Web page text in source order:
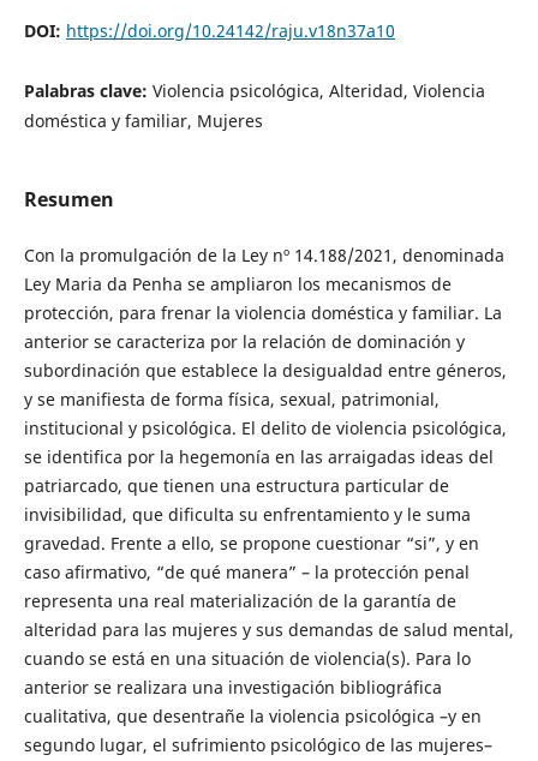
DOI: https://doi.org/10.24142/raju.v18n37a10
Palabras clave: Violencia psicológica, Alteridad, Violencia
doméstica y familiar, Mujeres
Resumen
Con la promulgación de la Ley nº 14.188/2021, denominada
Ley Maria da Penha se ampliaron los mecanismos de
protección, para frenar la violencia doméstica y familiar. La
anterior se caracteriza por la relación de dominación y
subordinación que establece la desigualdad entre géneros,
y se manifiesta de forma física, sexual, patrimonial,
institucional y psicológica. El delito de violencia psicológica,
se identifica por la hegemonía en las arraigadas ideas del
patriarcado, que tienen una estructura particular de
invisibilidad, que dificulta su enfrentamiento y le suma
gravedad. Frente a ello, se propone cuestionar “si”, y en
caso afirmativo, “de qué manera” – la protección penal
representa una real materialización de la garantía de
alteridad para las mujeres y sus demandas de salud mental,
cuando se está en una situación de violencia(s). Para lo
anterior se realizara una investigación bibliográfica
cualitativa, que desentrañe la violencia psicológica –y en
segundo lugar, el sufrimiento psicológico de las mujeres–